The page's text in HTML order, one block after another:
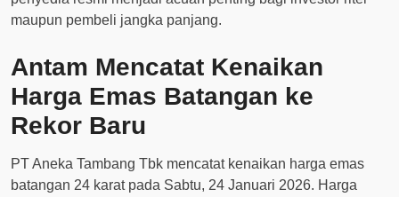
maupun pembeli jangka panjang.
Antam Mencatat Kenaikan
Harga Emas Batangan ke
Rekor Baru
PT Aneka Tambang Tbk mencatat kenaikan harga emas
batangan 24 karat pada Sabtu, 24 Januari 2026. Harga